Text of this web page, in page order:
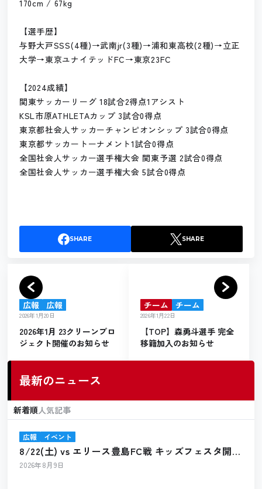
170cm / 67kg
【選手歴】
与野大戸SSS(4種)→武南jr(3種)→浦和東高校(2種)→立正
大学→東京ユナイテッドFC→東京23FC
【2024成績】
関東サッカーリーグ 18試合2得点1アシスト
KSL市原ATHLETAカップ 3試合0得点
東京都社会人サッカーチャンピオンシップ 3試合0得点
東京都サッカートーナメント1試合0得点
全国社会人サッカー選手権大会 関東予選 2試合0得点
全国社会人サッカー選手権大会 5試合0得点
SHARE SHARE
広報 広報
2026年1月20日
2026年1月 23クリーンプロ
ジェクト開催のお知らせ
チーム チーム
2026年1月22日
【TOP】森勇斗選手 完全
移籍加入のお知らせ
最新のニュース
新着順人気記事
広報 イベント
8/22(土) vs エリース豊島FC戦 キッズフェスタ開催
のお知らせ
2026年8月9日